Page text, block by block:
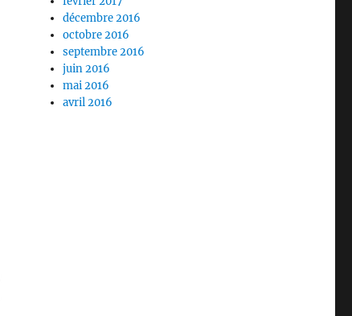
décembre 2016
octobre 2016
septembre 2016
juin 2016
mai 2016
avril 2016